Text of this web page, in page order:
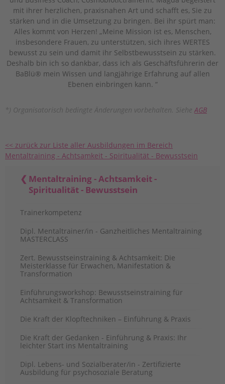
mit ihrer herzlichen, praxisnahen Art und schafft es, Sie zu
stärken und in die Umsetzung zu bringen. Bei ihr spürt man:
Alles kommt von Herzen! „Meine Mission ist es, Menschen,
insbesondere Frauen, zu unterstützen, sich ihres WERTES
bewusst zu sein und damit ihr Selbstbewusstsein zu stärken.
Deshalb bin ich so dankbar, dass ich als Geschäftsführerin der
BaBlü® mein Wissen und langjährige Erfahrung auf allen
Ebenen einbringen kann. “
*) Organisatorisch bedingte Änderungen vorbehalten. SieheAGB
<< zurück zur Liste aller Ausbildungen im Bereich
Mentaltraining - Achtsamkeit - Spiritualität - Bewusstsein
Mentaltraining - Achtsamkeit -
Spiritualität - Bewusstsein
Trainerkompetenz
Dipl. Mentaltrainer/in - Ganzheitliches Mentaltraining
MASTERCLASS
Zert. Bewusstseinstraining & Achtsamkeit: Die
Meisterklasse für Erwachen, Manifestation &
Transformation
Einführungsworkshop: Bewusstseinstraining für
Achtsamkeit & Transformation
Die Kraft der Klopftechniken – Einführung & Praxis
Die Kraft der Gedanken - Einführung & Praxis: Ihr
leichter Start ins Mentaltraining
Dipl. Lebens- und Sozialberater/in - Zertifizierte
Ausbildung für psychosoziale Beratung